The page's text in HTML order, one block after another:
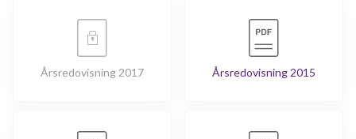
Årsredovisning 2017 Årsredovisning 2015